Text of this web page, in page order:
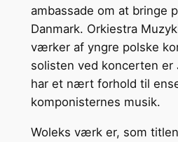
ambassade om at bringe
Danmark. Orkiestra
værker af yngre polske
solisten ved koncerten er
har et nært forhold til
komponisternes musik.
Woleks værk er, som